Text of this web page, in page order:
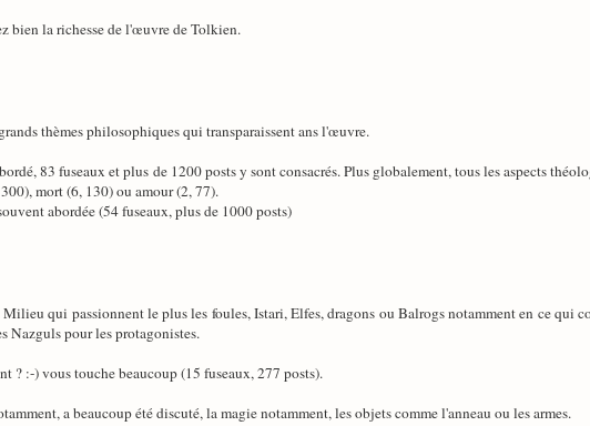
bien la richesse de l'œuvre de Tolkien.
thèmes philosophiques qui transparaissent ans l'œuvre.
83 fuseaux et plus de 1200 posts y sont consacrés. Plus globalement, tous les aspects
mort (6, 130) ou amour (2, 77).
abordée (54 fuseaux, plus de 1000 posts)
qui passionnent le plus les foules, Istari, Elfes, dragons ou Balrogs notamment en ce qui
Nazguls pour les protagonistes.
? :-) vous touche beaucoup (15 fuseaux, 277 posts).
a beaucoup été discuté, la magie notamment, les objets comme l'anneau ou les armes.